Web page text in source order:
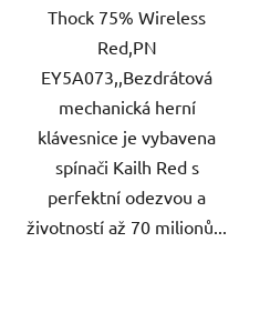
Thock 75% Wireless
Red,PN
EY5A073,,Bezdrátová
mechanická herní
klávesnice je vybavena
spínači Kailh Red s
perfektní odezvou a
životností až 70 milionů...